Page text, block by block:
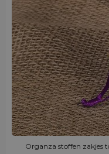
Organza stoffen zakjes